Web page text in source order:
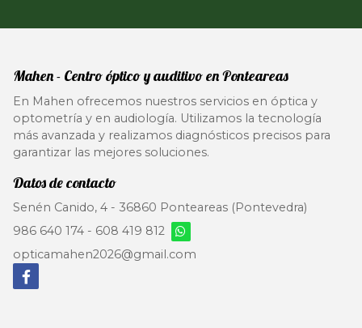
Mahen - Centro óptico y auditivo en Ponteareas
En Mahen ofrecemos nuestros servicios en óptica y
optometría y en audiología. Utilizamos la tecnología
más avanzada y realizamos diagnósticos precisos para
garantizar las mejores soluciones.
Datos de contacto
Senén Canido, 4 - 36860 Ponteareas (Pontevedra)
986 640 174 - 608 419 812
opticamahen2026@gmail.com